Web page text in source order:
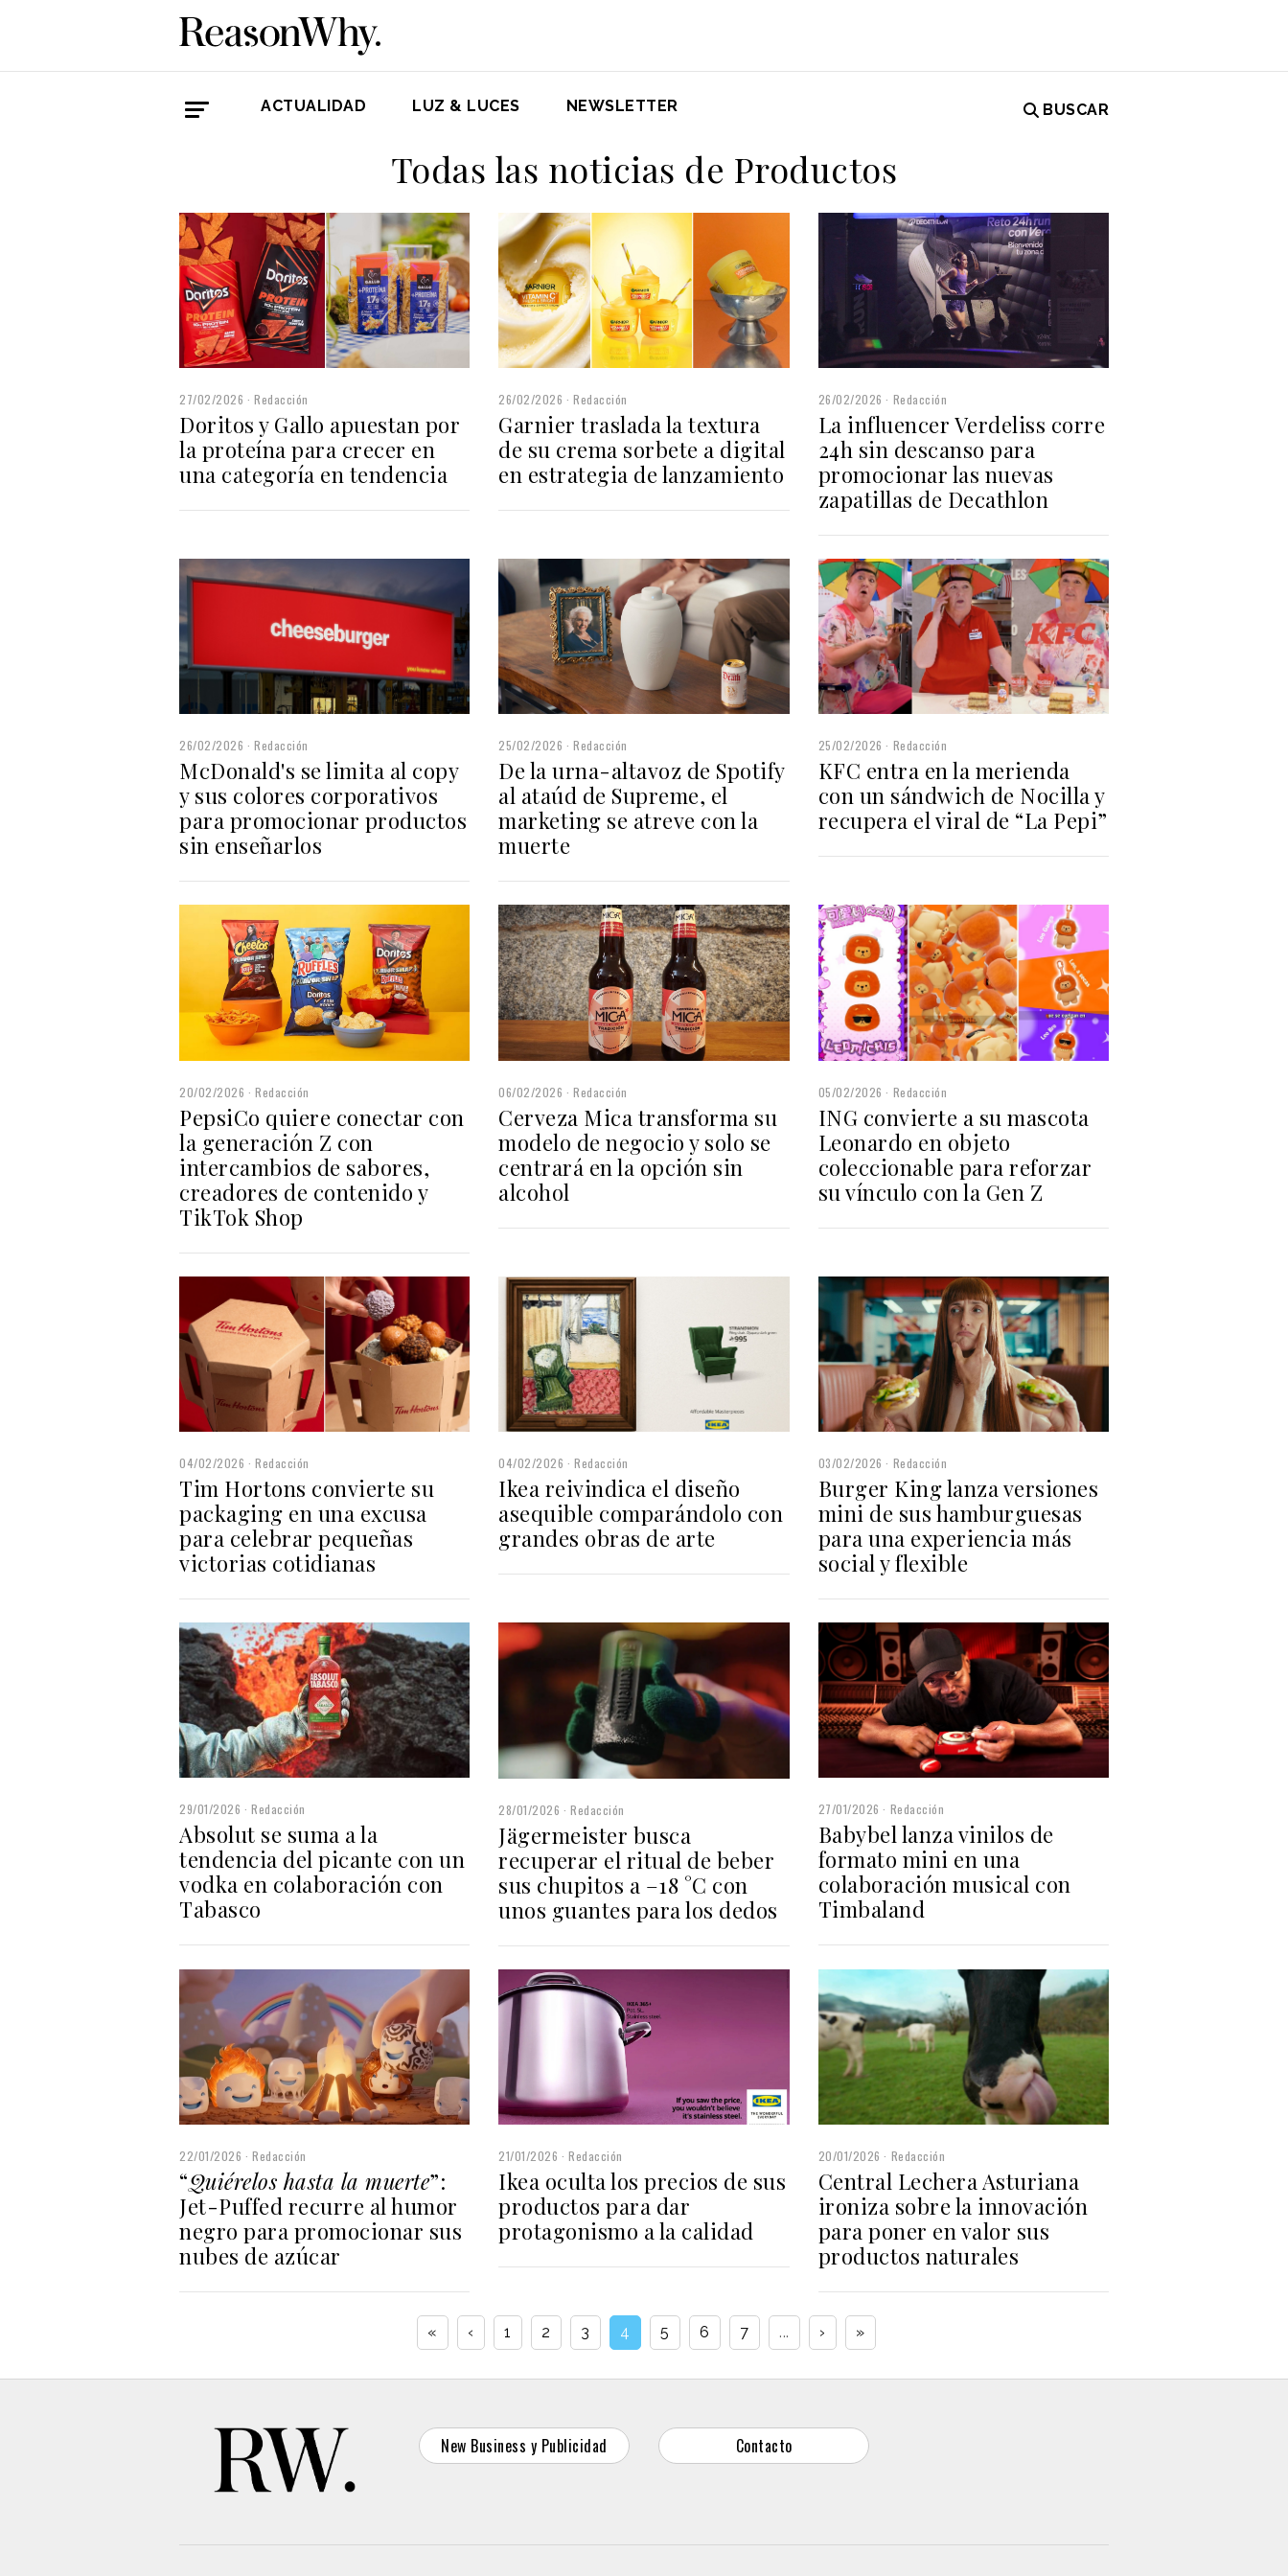
ACTUALIDAD LUZ & LUCES NEWSLETTER BUSCAR
Todas las noticias de Productos
27/02/2026 Redacción
Doritos y Gallo apuestan por
la proteína para crecer en
una categoría en tendencia
26/02/2026 Redacción
Garnier traslada la textura
de su crema sorbete a digital
en estrategia de lanzamiento
26/02/2026 Redacción
La influencer Verdeliss corre
24h sin descanso para
promocionar las nuevas
zapatillas de Decathlon
26/02/2026 Redacción
McDonald's se limita al copy
y sus colores corporativos
para promocionar productos
sin enseñarlos
25/02/2026 Redacción
De la urna-altavoz de Spotify
al ataúd de Supreme, el
marketing se atreve con la
muerte
25/02/2026 Redacción
KFC entra en la merienda
con un sándwich de Nocilla y
recupera el viral de “La Pepi”
20/02/2026 Redacción
PepsiCo quiere conectar con
la generación Z con
intercambios de sabores,
creadores de contenido y
TikTok Shop
06/02/2026 Redacción
Cerveza Mica transforma su
modelo de negocio y solo se
centrará en la opción sin
alcohol
05/02/2026 Redacción
ING convierte a su mascota
Leonardo en objeto
coleccionable para reforzar
su vínculo con la Gen Z
04/02/2026 Redacción
Tim Hortons convierte su
packaging en una excusa
para celebrar pequeñas
victorias cotidianas
04/02/2026 Redacción
Ikea reivindica el diseño
asequible comparándolo con
grandes obras de arte
03/02/2026 Redacción
Burger King lanza versiones
mini de sus hamburguesas
para una experiencia más
social y flexible
29/01/2026 Redacción
Absolut se suma a la
tendencia del picante con un
vodka en colaboración con
Tabasco
28/01/2026 Redacción
Jägermeister busca
recuperar el ritual de beber
sus chupitos a –18 °C con
unos guantes para los dedos
27/01/2026 Redacción
Babybel lanza vinilos de
formato mini en una
colaboración musical con
Timbaland
22/01/2026 Redacción
“Quiérelos hasta la muerte”:
Jet-Puffed recurre al humor
negro para promocionar sus
nubes de azúcar
21/01/2026 Redacción
Ikea oculta los precios de sus
productos para dar
protagonismo a la calidad
20/01/2026 Redacción
Central Lechera Asturiana
ironiza sobre la innovación
para poner en valor sus
productos naturales
« ‹ 1 2 3 4 5 6 7 ... › »
New Business y Publicidad Contacto